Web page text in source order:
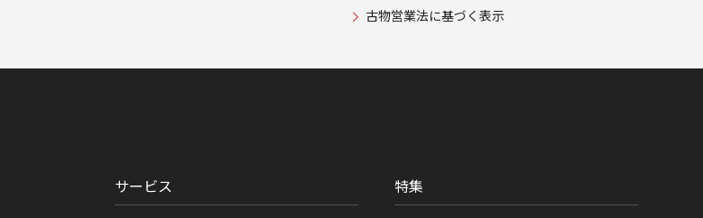
古物営業法に基づく表示
サービス 特集